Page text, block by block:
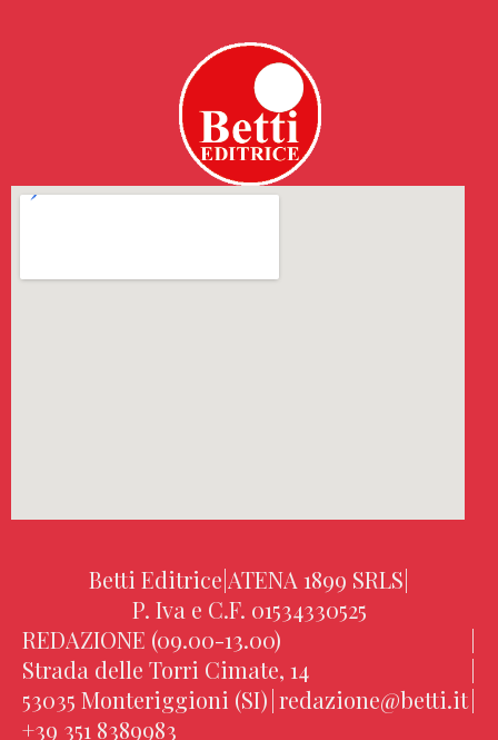
Betti Editrice ATENA 1899 SRLS
P. Iva e C.F. 01534330525
REDAZIONE (09.00-13.00)
Strada delle Torri Cimate, 14
53035 Monteriggioni (SI) redazione@betti.it
+39 351 8389983